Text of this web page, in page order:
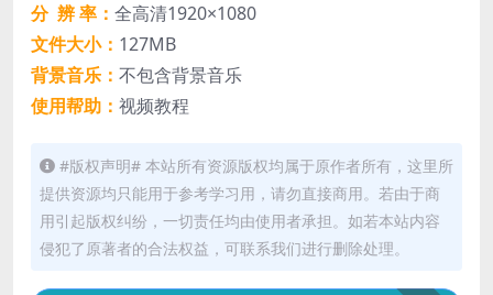
分 辨 率： 全高清1920×1080
文件大小： 127MB
背景音乐： 不包含背景音乐
使用帮助： 视频教程
#版权声明# 本站所有资源版权均属于原作者所有，这里所
提供资源均只能用于参考学习用，请勿直接商用。若由于商
用引起版权纠纷，一切责任均由使用者承担。如若本站内容
侵犯了原著者的合法权益，可联系我们进行删除处理。